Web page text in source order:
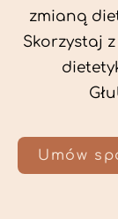
zmianą
Skorzystaj
Umów